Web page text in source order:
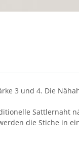
3 und 4. Die
Sattlernaht
die Stiche in